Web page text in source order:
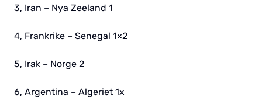
3, Iran – Nya Zeeland 1
4, Frankrike – Senegal 1×2
5, Irak – Norge 2
6, Argentina – Algeriet 1x